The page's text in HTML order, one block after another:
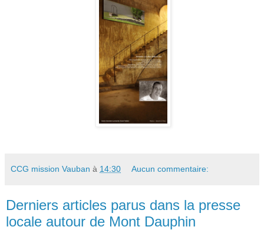
CCG mission Vauban à 14:30 Aucun commentaire:
Derniers articles parus dans la presse
locale autour de Mont Dauphin